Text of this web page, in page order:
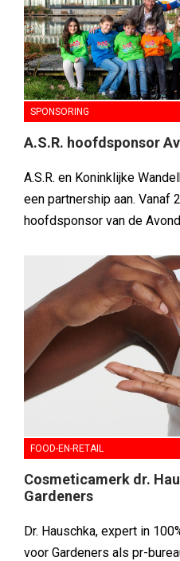
SPONSORING
A.S.R. hoofdsponsor
A.S.R. en Koninklijke
een partnership aan. Vanaf
hoofdsponsor van de
FOOD-EN-RETAIL
Cosmeticamerk dr.
Gardeners
Dr. Hauschka, expert in
voor Gardeners als pr-